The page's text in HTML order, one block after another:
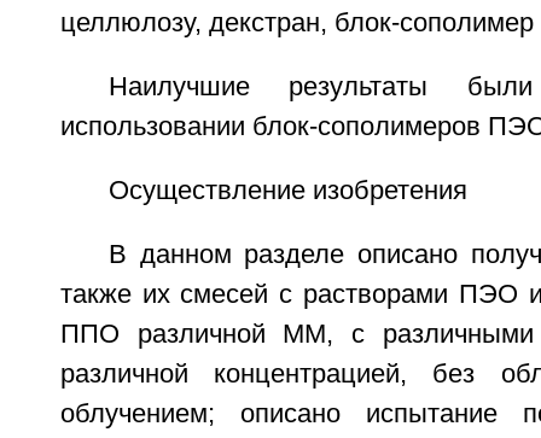
целлюлозу, декстран, блок-
Наилучшие результаты
использовании блок-сополимеров
Осуществление изобретения
В данном разделе описано
также их смесей с растворами ПЭО
ППО различной ММ, с
различной концентрацией, без
облучением; описано испытание